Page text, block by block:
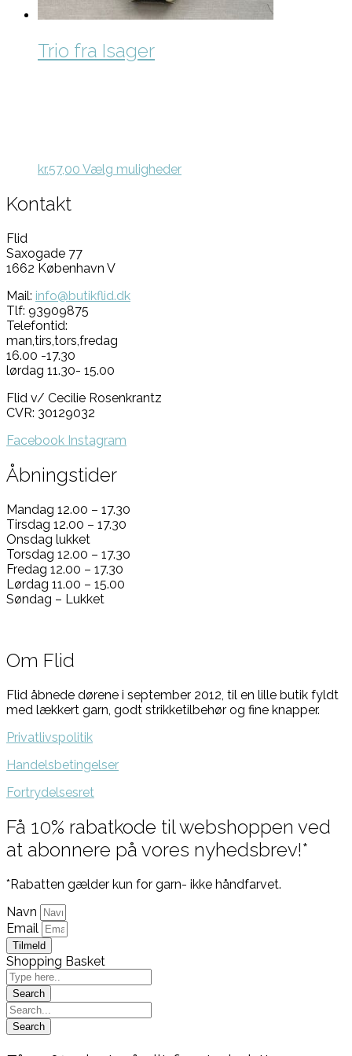
Trio fra Isager
kr.57,00 Vælg mulighederDette
Kontakt
Flid
Saxogade 77
1662 København V
Mail: info@butikflid.dk
Tlf: 93909875
Telefontid:
man,tirs,tors,fredag
16.00 -17.30
lørdag 11.30- 15.00
Flid v/ Cecilie Rosenkrantz
CVR: 30129032
Facebook Instagram
Åbningstider
Mandag 12.00 – 17.30
Tirsdag 12.00 – 17.30
Onsdag lukket
Torsdag 12.00 – 17.30
Fredag 12.00 – 17.30
Lørdag 11.00 – 15.00
Søndag – Lukket
Om Flid
Flid åbnede dørene i september 2012, til en lille butik fyldt
med lækkert garn, godt strikketilbehør og fine knapper.
Privatlivspolitik
Handelsbetingelser
Fortrydelsesret
Få 10% rabatkode til webshoppen ved
at abonnere på vores nyhedsbrev!*
*Rabatten gælder kun for garn- ikke håndfarvet.
Navn
Email
Tilmeld
Shopping Basket